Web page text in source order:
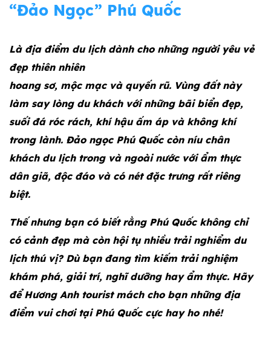
“Đảo Ngọc” Phú Quốc
Là địa điểm du lịch dành cho những người yêu vẻ
đẹp thiên nhiên
hoang sơ, mộc mạc và quyến rũ. Vùng đất này
làm say lòng du khách với những bãi biển đẹp,
suối đá róc rách, khí hậu ấm áp và không khí
trong lành. Đảo ngọc Phú Quốc còn níu chân
khách du lịch trong và ngoài nước với ẩm thực
dân giã, độc đáo và có nét đặc trưng rất riêng
biệt.
Thế nhưng bạn có biết rằng Phú Quốc không chỉ
có cảnh đẹp mà còn hội tụ nhiều trải nghiểm du
lịch thú vị? Dù bạn đang tìm kiếm trải nghiệm
khám phá, giải trí, nghĩ dưỡng hay ẩm thực. Hãy
để Hương Anh tourist mách cho bạn những địa
điểm vui chơi tại Phú Quốc cực hay ho nhé!